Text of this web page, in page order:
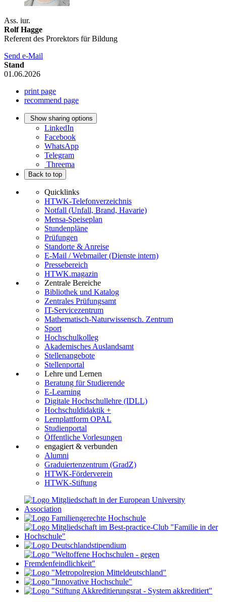
Ass. iur.
Rolf Hagge
Referent des Prorektors für Bildung
Send e-Mail
Stand
01.06.2026
print page
recommend page
Show sharing options
LinkedIn
Facebook
WhatsApp
Telegram
Threema
Back to top
Quicklinks
HTWK-Telefonverzeichnis
Notfall (Unfall, Brand, Havarie)
Mensa-Speiseplan
Stundenpläne
Prüfungen
Standorte & Anreise
E-Mail / Webmailer (Dienste intern)
Pressebereich
HTWK.magazin
Zentrale Bereiche
Bibliothek und Katalog
Zentrales Prüfungsamt
IT-Servicezentrum
Mathematisch-Naturwissensch. Zentrum
Sport
Hochschulkolleg
Akademisches Auslandsamt
Stellenangebote
Stellenportal
Lehre und Lernen
Beratung für Studierende
E-Learning
Digitale Hochschullehre (IDLL)
Hochschuldidaktik +
Lernplattform OPAL
Studienportal
Öffentliche Vorlesungen
engagiert & verbunden
Alumni
Graduiertenzentrum (GradZ)
HTWK-Förderverein
HTWK-Stiftung